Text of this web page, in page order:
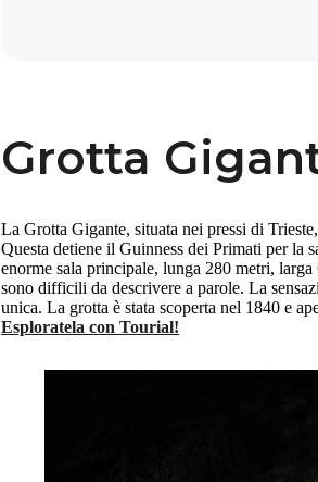
Grotta
La Grotta Gigante, situata nei pressi di
Questa detiene il Guinness dei Primati per la
enorme sala principale, lunga 280 metri,
sono difficili da descrivere a parole. La
unica. La grotta è stata scoperta nel 1840 e
Esploratela con Tourial!